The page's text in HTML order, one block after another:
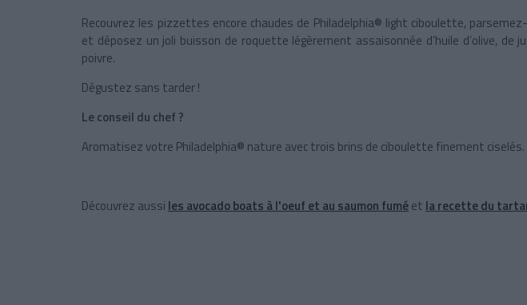
Recouvrez les pizzettes encore chaudes de Philadelphia® light ciboulette,
et déposez un joli buisson de roquette légèrement assaisonnée d’huile d’olive, de
poivre.
Dégustez sans tarder !
Le conseil du chef ?
Aromatisez votre Philadelphia® nature avec trois brins de ciboulette finement ciselés.
Découvrez aussi les avocado boats à l'oeuf et au saumon fuméet la recette du